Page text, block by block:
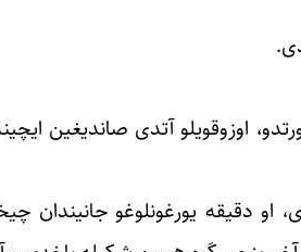
اوزوقویلو آتدی صاندیغین
او دقیقه یورغونلوغو جانیندان